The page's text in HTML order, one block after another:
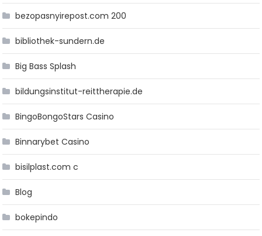
bezopasnyirepost.com 200
bibliothek-sundern.de
Big Bass Splash
bildungsinstitut-reittherapie.de
BingoBongoStars Casino
Binnarybet Casino
bisilplast.com c
Blog
bokepindo